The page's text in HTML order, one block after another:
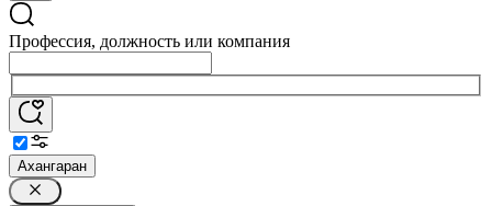
Профессия, должность или компания
Ахангаран